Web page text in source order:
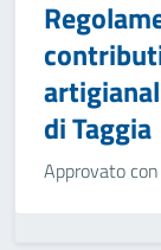
di Taggia
Approvato